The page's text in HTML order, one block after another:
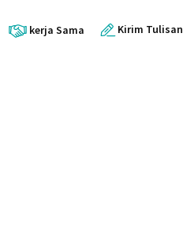
kerja Sama Kirim Tulisan